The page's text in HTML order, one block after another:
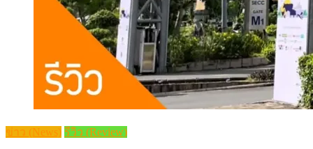
ข่าว (News) รีวิว (Review)